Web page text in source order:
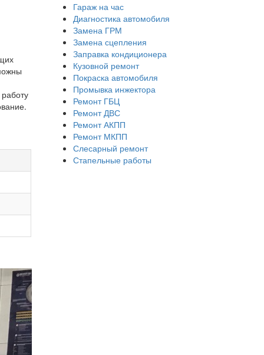
Гараж на час
Диагностика автомобиля
Замена ГРМ
Замена сцепления
Заправка кондиционера
Кузовной ремонт
Покраска автомобиля
Промывка инжектора
Ремонт ГБЦ
Ремонт ДВС
Ремонт АКПП
Ремонт МКПП
Слесарный ремонт
Стапельные работы